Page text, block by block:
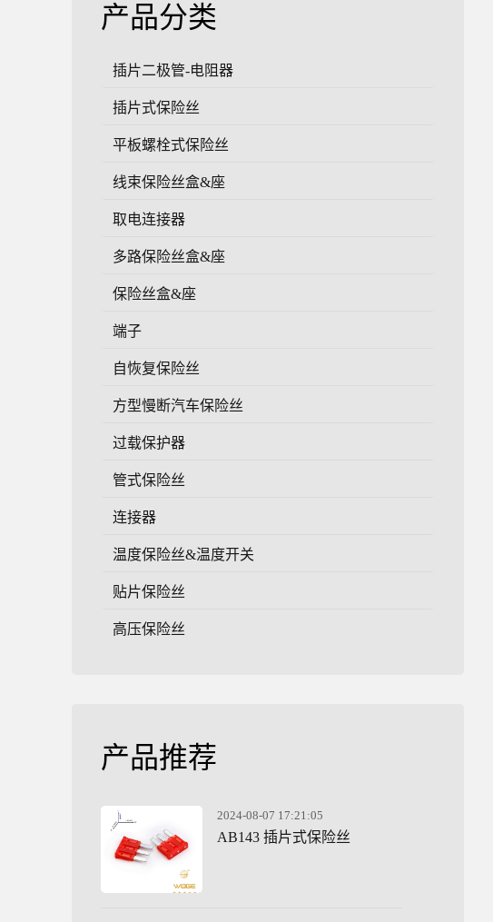
产品分类
插片二极管-电阻器
插片式保险丝
平板螺栓式保险丝
线束保险丝盒&座
取电连接器
多路保险丝盒&座
保险丝盒&座
端子
自恢复保险丝
方型慢断汽车保险丝
过载保护器
管式保险丝
连接器
温度保险丝&温度开关
贴片保险丝
高压保险丝
产品推荐
2024-08-07 17:21:05
AB143 插片式保险丝